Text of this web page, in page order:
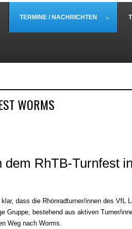
TERMINE / NACHRICHTEN
WORMS
RhTB-Turnfest
dass die Rhönradturner/innen des VfL
Gruppe, bestehend aus aktiven Turner/
Weg nach Worms.